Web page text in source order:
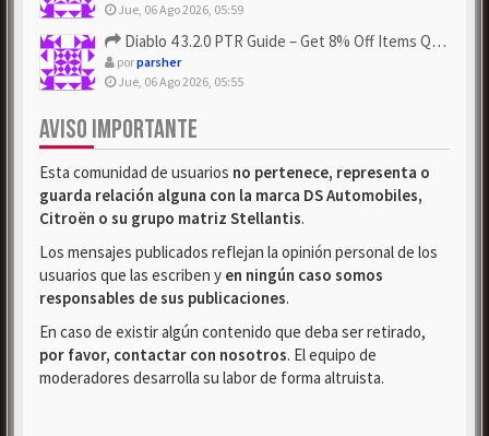
Jue, 06 Ago 2026, 05:59
Diablo 4 3.2.0 PTR Guide – Get 8% Off Items Quickly to Test ...
porparsher
Jue, 06 Ago 2026, 05:55
AVISO IMPORTANTE
Esta comunidad de usuarios no pertenece, representa o
guarda relación alguna con la marca DS Automobiles,
Citroën o su grupo matriz Stellantis.
Los mensajes publicados reflejan la opinión personal de los
usuarios que las escriben y en ningún caso somos
responsables de sus publicaciones.
En caso de existir algún contenido que deba ser retirado,
por favor, contactar con nosotros. El equipo de
moderadores desarrolla su labor de forma altruista.